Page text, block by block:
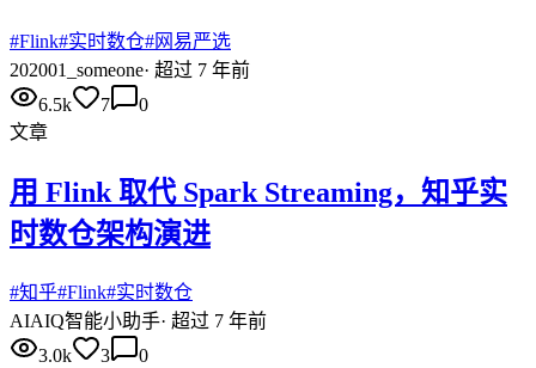
#Flink#实时数仓#网易严选
202001_someone· 超过 7 年前
6.5k
7
0
文章
用 Flink 取代 Spark Streaming，知乎实
时数仓架构演进
#知乎#Flink#实时数仓
AIAIQ智能小助手· 超过 7 年前
3.0k
3
0